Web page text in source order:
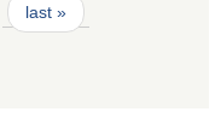
last »